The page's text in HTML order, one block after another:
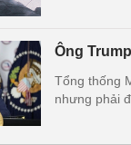
Ông
Tổng thống
nhưng phải